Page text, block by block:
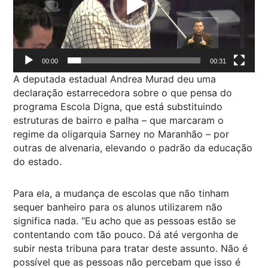
00:00 00:31
A deputada estadual Andrea Murad deu uma
declaração estarrecedora sobre o que pensa do
programa Escola Digna, que está substituindo
estruturas de bairro e palha – que marcaram o
regime da oligarquia Sarney no Maranhão – por
outras de alvenaria, elevando o padrão da educação
do estado.
Para ela, a mudança de escolas que não tinham
sequer banheiro para os alunos utilizarem não
significa nada. “Eu acho que as pessoas estão se
contentando com tão pouco. Dá até vergonha de
subir nesta tribuna para tratar deste assunto. Não é
possível que as pessoas não percebam que isso é